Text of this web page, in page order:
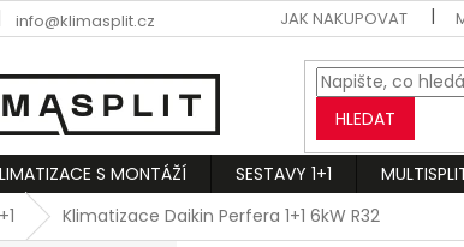
info@klimasplit.cz JAK NAKUPOVAT
HLEDAT
S MONTÁŽÍ SESTAVY 1+1
Klimatizace Daikin Perfera 1+1 6kW R32